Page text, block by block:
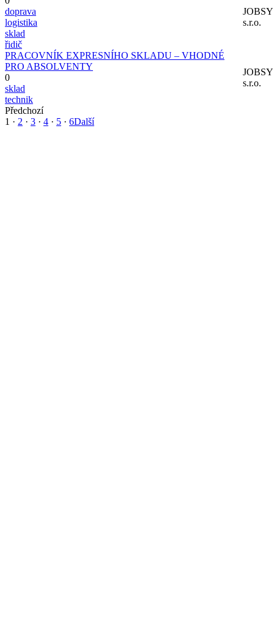
doprava
logistika
sklad
řidič
s.r.o.
PRACOVNÍK EXPRESNÍHO SKLADU – VHODNÉ
PRO ABSOLVENTY
0
sklad
technik
s.r.o.
Předchozí
1 · 2 · 3 · 4 · 5 · 6Další